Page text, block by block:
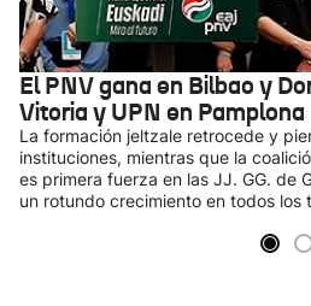
El PNV gana en Bilbao y
Vitoria y UPN en Pamplona
La formación jeltzale retrocede y
instituciones, mientras que la
es primera fuerza en las JJ. GG. de
un rotundo crecimiento en todos los